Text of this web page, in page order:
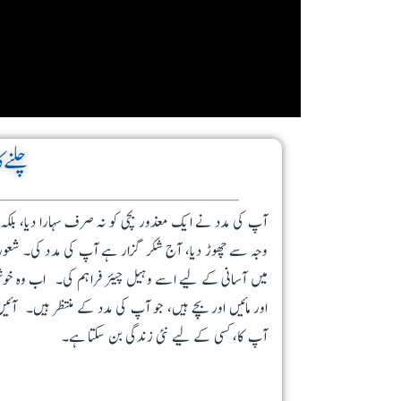
آپ کی مدد نے ایک معذور بچی کو نہ صرف سہارا دیا،
وجہ سے چھوڑ دیا، آج شکر گزار ہے آپ کی مدد کی۔ شعور
میں آسانی کے لیے اسے وہیل چیئر فراہم کی۔ اب وہ
اور مائیں اور بچے ہیں، جو آپ کی مدد کے منتظر ہیں۔
آپ کا، کسی کے لیے نئی زندگی بن سکتا ہے۔